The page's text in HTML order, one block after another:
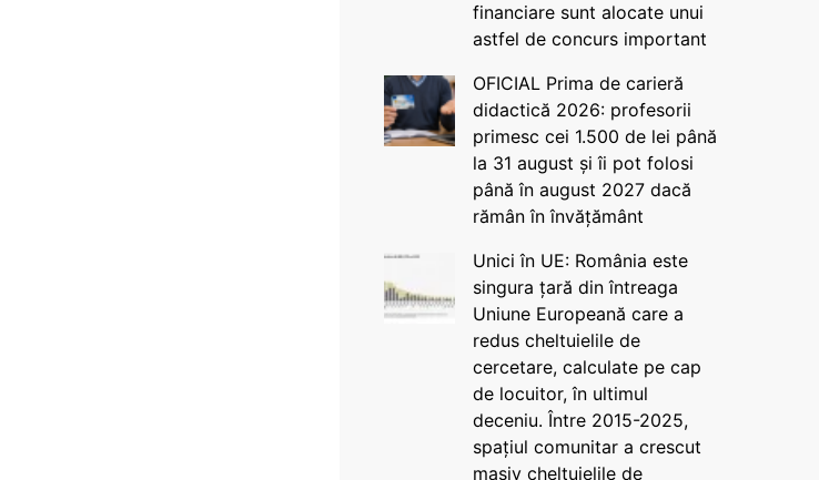
financiare sunt alocate unui
astfel de concurs important
OFICIAL Prima de carieră
didactică 2026: profesorii
primesc cei 1.500 de lei până
la 31 august și îi pot folosi
până în august 2027 dacă
rămân în învățământ
Unici în UE: România este
singura țară din întreaga
Uniune Europeană care a
redus cheltuielile de
cercetare, calculate pe cap
de locuitor, în ultimul
deceniu. Între 2015-2025,
spațiul comunitar a crescut
masiv cheltuielile de